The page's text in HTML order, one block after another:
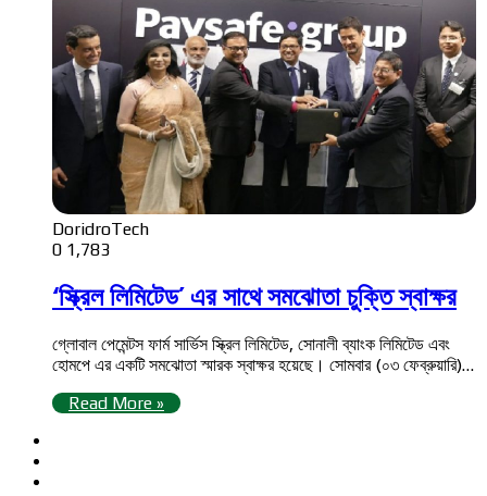
DoridroTech
0 1,783
‘স্ক্রিল লিমিটেড’ এর সাথে সমঝোতা চুক্তি স্বাক্ষর
গ্লোবাল পেমেন্টস ফার্ম সার্ভিস স্ক্রিল লিমিটেড, সোনালী ব্যাংক লিমিটেড এবং
হোমপে এর একটি সমঝোতা স্মারক স্বাক্ষর হয়েছে। সোমবার (০৩ ফেব্রুয়ারি)…
Read More »